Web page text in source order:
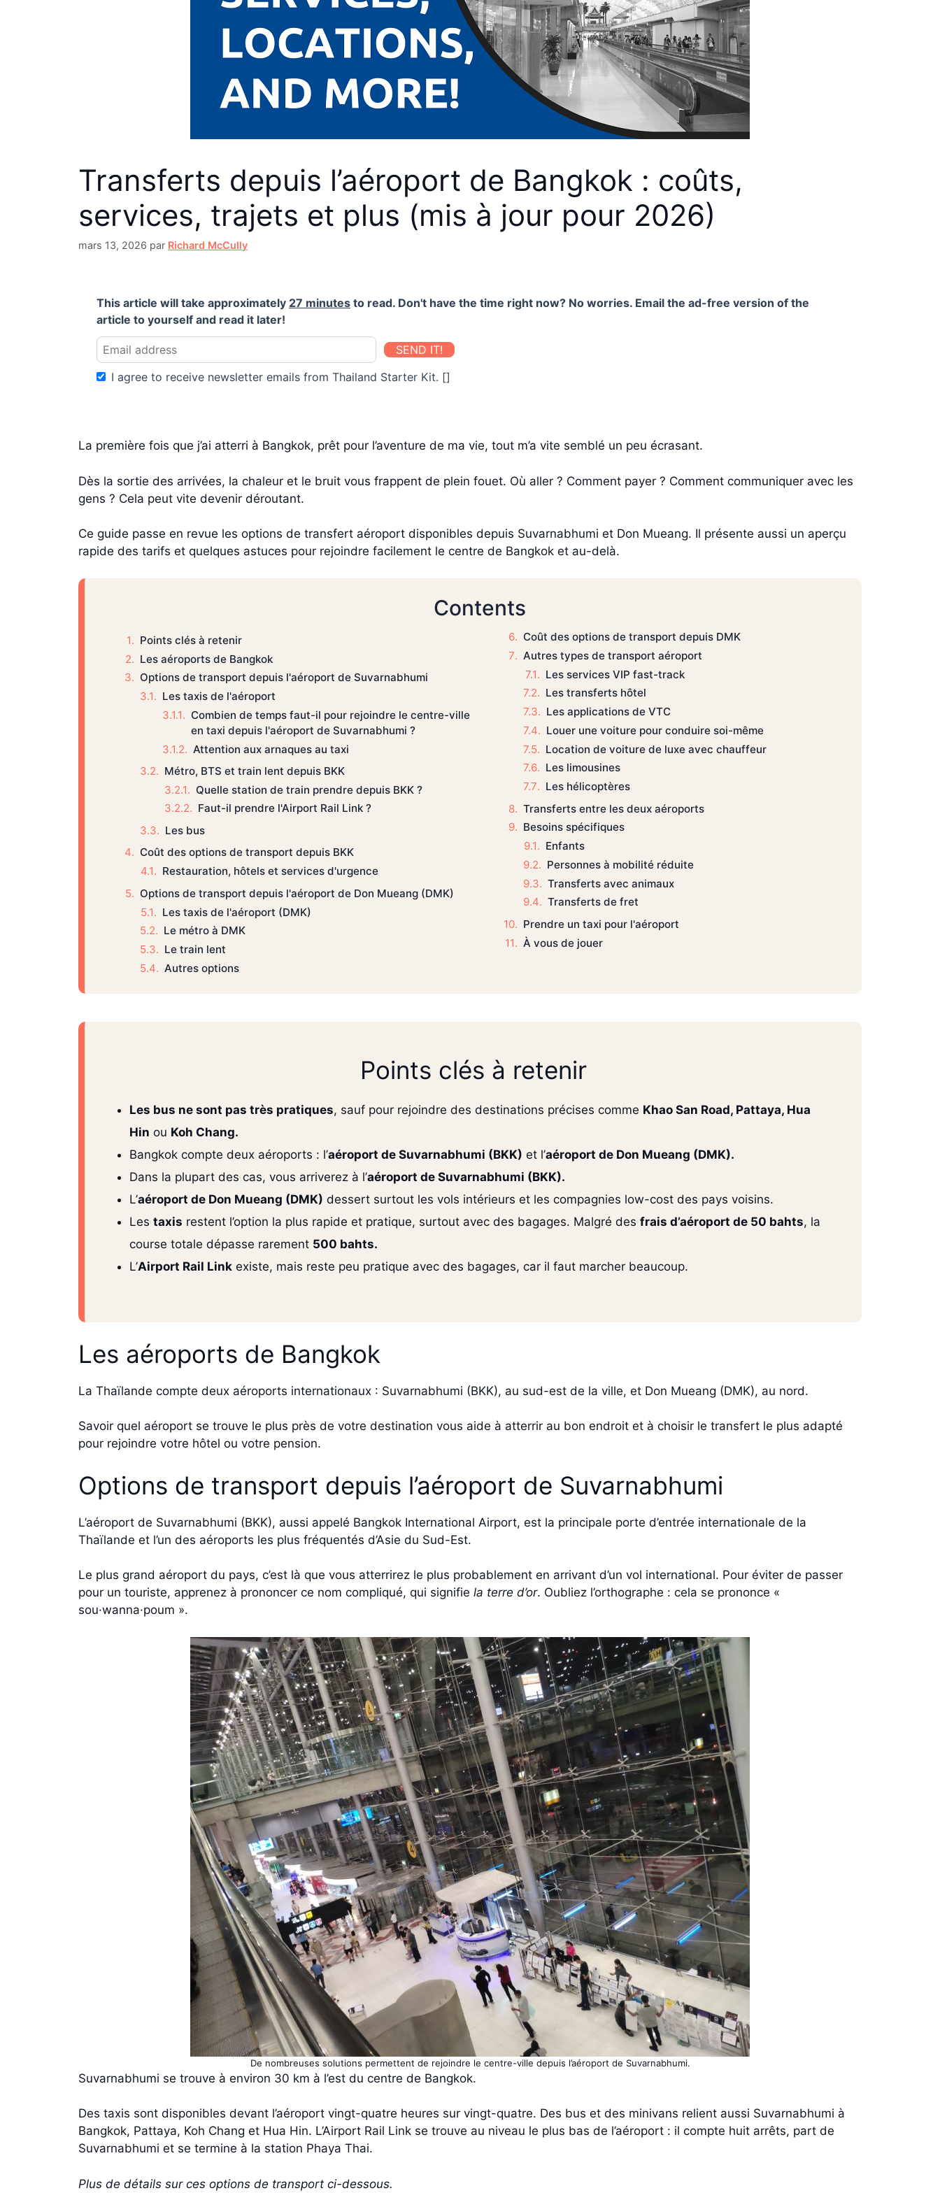
Transferts depuis l’aéroport de Bangkok : coûts,
services, trajets et plus (mis à jour pour 2026)
mars 13, 2026 par Richard McCully
This article will take approximately 27 minutes to read. Don't have the time right now? No worries. Email the ad-free version of the
article to yourself and read it later!
SEND IT!
I agree to receive newsletter emails from Thailand Starter Kit. []
La première fois que j’ai atterri à Bangkok, prêt pour l’aventure de ma vie, tout m’a vite semblé un peu écrasant.
Dès la sortie des arrivées, la chaleur et le bruit vous frappent de plein fouet. Où aller ? Comment payer ? Comment communiquer avec les
gens ? Cela peut vite devenir déroutant.
Ce guide passe en revue les options de transfert aéroport disponibles depuis Suvarnabhumi et Don Mueang. Il présente aussi un aperçu
rapide des tarifs et quelques astuces pour rejoindre facilement le centre de Bangkok et au-delà.
Contents
Points clés à retenir
Les aéroports de Bangkok
Options de transport depuis l'aéroport de Suvarnabhumi
Les taxis de l'aéroport
Combien de temps faut-il pour rejoindre le centre-ville
en taxi depuis l'aéroport de Suvarnabhumi ?
Attention aux arnaques au taxi
Métro, BTS et train lent depuis BKK
Quelle station de train prendre depuis BKK ?
Faut-il prendre l'Airport Rail Link ?
Les bus
Coût des options de transport depuis BKK
Restauration, hôtels et services d'urgence
Options de transport depuis l'aéroport de Don Mueang (DMK)
Les taxis de l'aéroport (DMK)
Le métro à DMK
Le train lent
Autres options
Coût des options de transport depuis DMK
Autres types de transport aéroport
Les services VIP fast-track
Les transferts hôtel
Les applications de VTC
Louer une voiture pour conduire soi-même
Location de voiture de luxe avec chauffeur
Les limousines
Les hélicoptères
Transferts entre les deux aéroports
Besoins spécifiques
Enfants
Personnes à mobilité réduite
Transferts avec animaux
Transferts de fret
Prendre un taxi pour l'aéroport
À vous de jouer
Points clés à retenir
Les bus ne sont pas très pratiques, sauf pour rejoindre des destinations précises comme Khao San Road, Pattaya, Hua
Hin ou Koh Chang.
Bangkok compte deux aéroports : l’aéroport de Suvarnabhumi (BKK) et l’aéroport de Don Mueang (DMK).
Dans la plupart des cas, vous arriverez à l’aéroport de Suvarnabhumi (BKK).
L’aéroport de Don Mueang (DMK) dessert surtout les vols intérieurs et les compagnies low-cost des pays voisins.
Les taxis restent l’option la plus rapide et pratique, surtout avec des bagages. Malgré des frais d’aéroport de 50 bahts, la
course totale dépasse rarement 500 bahts.
L’Airport Rail Link existe, mais reste peu pratique avec des bagages, car il faut marcher beaucoup.
Les aéroports de Bangkok
La Thaïlande compte deux aéroports internationaux : Suvarnabhumi (BKK), au sud-est de la ville, et Don Mueang (DMK), au nord.
Savoir quel aéroport se trouve le plus près de votre destination vous aide à atterrir au bon endroit et à choisir le transfert le plus adapté
pour rejoindre votre hôtel ou votre pension.
Options de transport depuis l’aéroport de Suvarnabhumi
L’aéroport de Suvarnabhumi (BKK), aussi appelé Bangkok International Airport, est la principale porte d’entrée internationale de la
Thaïlande et l’un des aéroports les plus fréquentés d’Asie du Sud-Est.
Le plus grand aéroport du pays, c’est là que vous atterrirez le plus probablement en arrivant d’un vol international. Pour éviter de passer
pour un touriste, apprenez à prononcer ce nom compliqué, qui signifie la terre d’or. Oubliez l’orthographe : cela se prononce «
sou·wanna·poum ».
De nombreuses solutions permettent de rejoindre le centre-ville depuis l’aéroport de Suvarnabhumi.
Suvarnabhumi se trouve à environ 30 km à l’est du centre de Bangkok.
Des taxis sont disponibles devant l’aéroport vingt-quatre heures sur vingt-quatre. Des bus et des minivans relient aussi Suvarnabhumi à
Bangkok, Pattaya, Koh Chang et Hua Hin. L’Airport Rail Link se trouve au niveau le plus bas de l’aéroport : il compte huit arrêts, part de
Suvarnabhumi et se termine à la station Phaya Thai.
Plus de détails sur ces options de transport ci-dessous.